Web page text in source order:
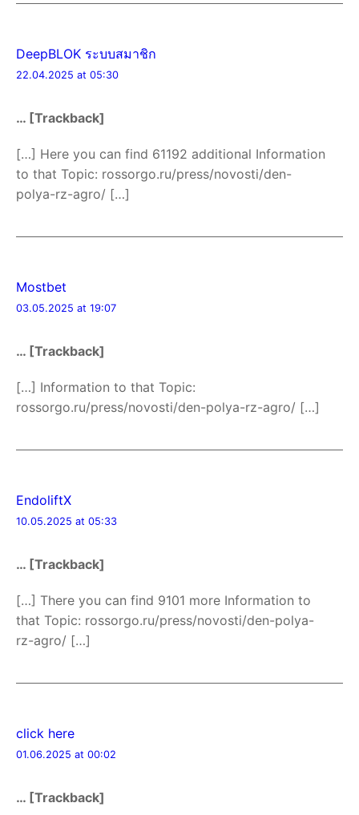
DeepBLOK ระบบสมาชิก
22.04.2025 at 05:30
… [Trackback]
[…] Here you can find 61192 additional Information
to that Topic: rossorgo.ru/press/novosti/den-
polya-rz-agro/ […]
Mostbet
03.05.2025 at 19:07
… [Trackback]
[…] Information to that Topic:
rossorgo.ru/press/novosti/den-polya-rz-agro/ […]
EndoliftX
10.05.2025 at 05:33
… [Trackback]
[…] There you can find 9101 more Information to
that Topic: rossorgo.ru/press/novosti/den-polya-
rz-agro/ […]
click here
01.06.2025 at 00:02
… [Trackback]